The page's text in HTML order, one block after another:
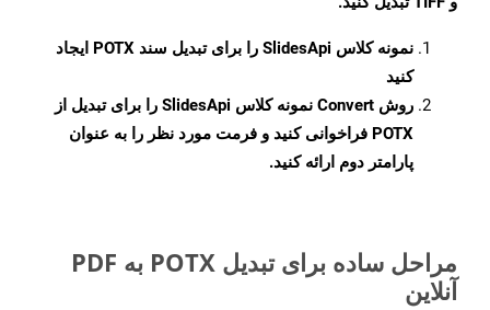
نمونه کلاس SlidesApi
را برای تبدیل سند POTX ایجاد
کنید
روش Convert
نمونه کلاس SlidesApi را برای تبدیل از
POTX فراخوانی کنید و فرمت مورد نظر را به عنوان
پارامتر دوم ارائه کنید.
مراحل ساده برای تبدیل POTX به PDF
آنلاین